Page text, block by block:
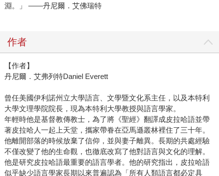
淵。」 ——丹尼爾．艾佛瑞特
作者
【作者】
丹尼爾．艾弗列特Daniel Everett
曾任美國伊利諾州立大學語言、文學暨文化系主任，以及本特利
大學文理學院院長，現為本特利大學教授與語言學家。
年輕時他是基督教傳教士，為了將《聖經》翻譯成皮拉哈語並帶
著皮拉哈人一起上天堂，攜家帶眷在亞馬遜叢林裡住了三十年。
他離開部落的時候放棄了信仰，並與妻子離異。長期的共處經驗
不僅改變了他的生命觀，也徹底改寫了他對語言與文化的理解。
他是研究皮拉哈語最重要的語言學者。他的研究指出，皮拉哈語
似乎缺少語言學家長期以來普遍認為「所有人類語言都必定具